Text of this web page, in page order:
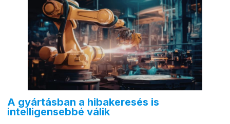
A gyártásban a hibakeresés is
intelligensebbé válik